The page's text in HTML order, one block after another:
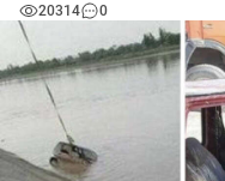
20314 0